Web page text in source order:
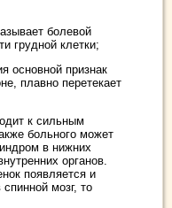
болевой
грудной клетки;
основной признак
плавно перетекает
к сильным
больного может
в нижних
органов.
появляется и
мозг, то